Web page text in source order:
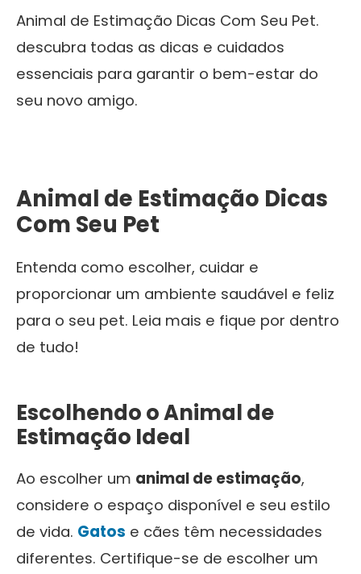
Animal de Estimação Dicas Com Seu Pet.
descubra todas as dicas e cuidados
essenciais para garantir o bem-estar do
seu novo amigo.
Animal de Estimação Dicas
Com Seu Pet
Entenda como escolher, cuidar e
proporcionar um ambiente saudável e feliz
para o seu pet. Leia mais e fique por dentro
de tudo!
Escolhendo o Animal de
Estimação Ideal
Ao escolher um animal de estimação,
considere o espaço disponível e seu estilo
de vida. Gatos e cães têm necessidades
diferentes. Certifique-se de escolher um